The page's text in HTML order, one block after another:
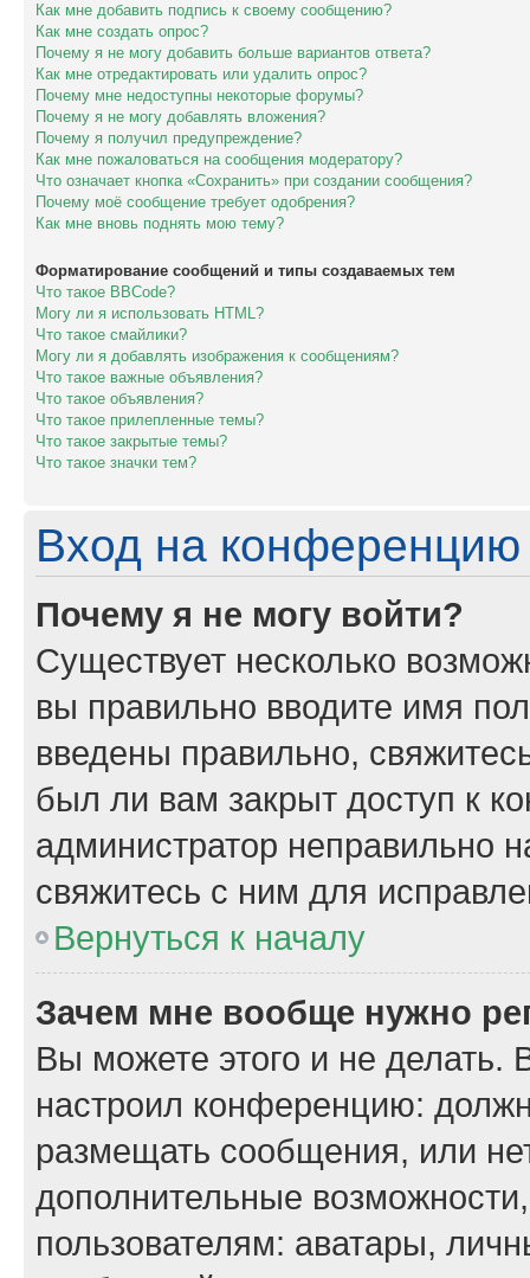
Как мне добавить подпись к своему сообщению?
Как мне создать опрос?
Почему я не могу добавить больше вариантов ответа?
Как мне отредактировать или удалить опрос?
Почему мне недоступны некоторые форумы?
Почему я не могу добавлять вложения?
Почему я получил предупреждение?
Как мне пожаловаться на сообщения модератору?
Что означает кнопка «Сохранить» при создании сообщения?
Почему моё сообщение требует одобрения?
Как мне вновь поднять мою тему?
Форматирование сообщений и типы создаваемых тем
Что такое BBCode?
Могу ли я использовать HTML?
Что такое смайлики?
Могу ли я добавлять изображения к сообщениям?
Что такое важные объявления?
Что такое объявления?
Что такое прилепленные темы?
Что такое закрытые темы?
Что такое значки тем?
Вход на конференцию
Почему я не могу войти?
Существует несколько
вы правильно вводите имя
введены правильно,
был ли вам закрыт доступ к
администратор неправильно
свяжитесь с ним для
Вернуться к началу
Зачем мне вообще нужно
Вы можете этого и не делать.
настроил конференцию:
размещать сообщения, или
дополнительные
пользователям: аватары,